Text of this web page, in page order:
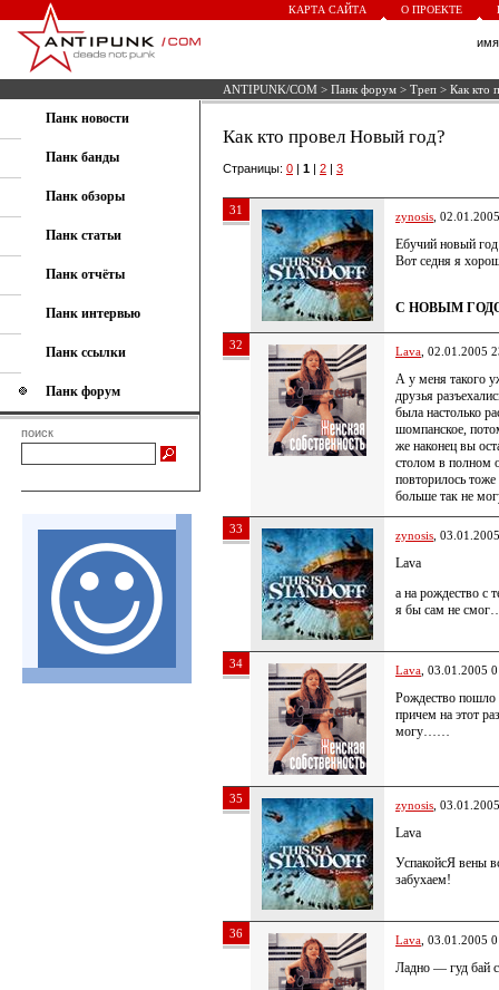
КАРТА САЙТА О ПРОЕКТЕ
ANTIPUNK/COM > Панк форум > Треп > Как кто
Панк новости
Панк банды
Панк обзоры
Панк статьи
Панк отчёты
Панк интервью
Панк ссылки
Панк форум
поиск
Как кто провел Новый год?
Страницы: 0 | 1 | 2 | 3
31 zynosis ,
Ебучий новый
Вот седня я
С НОВЫМ
32 Lava , 02.01.2005
А у меня такого
друзья
была настолько
шомпанское,
же наконец вы
столом в полном
повторилось
больше так не
33 zynosis ,
Lava
а на рождество с
я бы сам не
34 Lava , 03.01.2005
Рождество
причем на этот
могу……
35 zynosis ,
Lava
УспакойсЯ вены
забухаем!
36 Lava , 03.01.2005
Ладно — гуд бай